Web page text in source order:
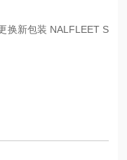
换新包装 NALFLEET S